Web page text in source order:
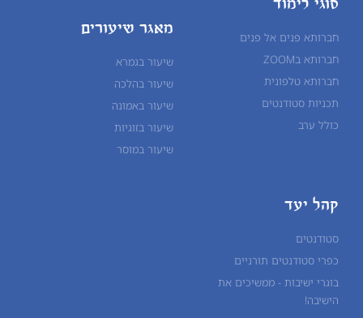
סוגי לימוד
חברותא פנים אל פנים
חברותא בZOOM
חברותא טלפונית
תכניות סטודנטים
כולל ערב
מאגר שיעורים
שיעור בגמרא
שיעור בהלכה
שיעור באמונה
שיעור בזוגיות
שיעור במוסר
קהל יעד
סטודנטים
כפרי סטודנטים תורניים
בוגרי ישיבות - ממשיכים את
הישיבה!